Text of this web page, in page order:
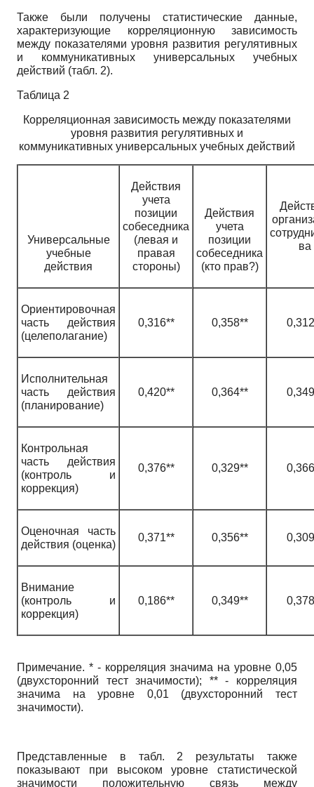
Также были получены статистические данные,
характеризующие корреляционную зависимость
между показателями уровня развития регулятивных
и коммуникативных универсальных учебных
действий (табл. 2).
Таблица 2
Корреляционная зависимость между показателями
уровня развития регулятивных и
коммуникативных универсальных учебных действий
Универсальные
учебные
действия
Действия
учета
позиции
собеседника
(левая и
правая
стороны)
Действия
учета
позиции
собеседника
(кто прав?)
ва
Ориентировочная
часть действия
(целеполагание)
0,316** 0,358**
Исполнительная
часть действия
(планирование)
0,420** 0,364**
Контрольная
часть действия
(контроль и
коррекция)
0,376** 0,329**
Оценочная часть
действия (оценка)
0,371** 0,356**
Внимание
(контроль и
коррекция)
0,186** 0,349**
Примечание. * - корреляция значима на уровне 0,05
(двухсторонний тест значимости); ** - корреляция
значима на уровне 0,01 (двухсторонний тест
значимости).
Представленные в табл. 2 результаты также
показывают при высоком уровне статистической
значимости положительную связь между